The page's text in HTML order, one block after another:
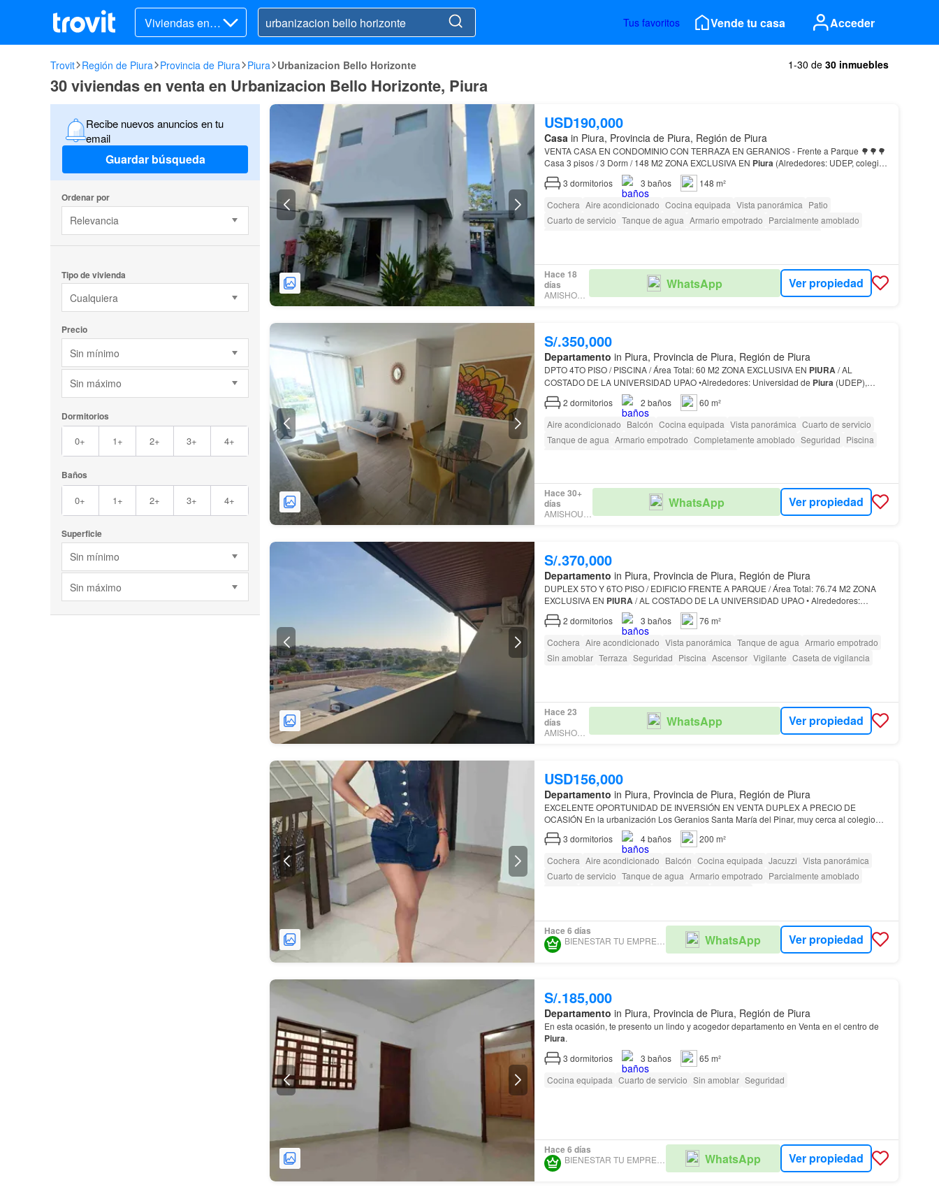
Viviendas en v
enta
Tus favoritos Vende tu casa Acceder
Trovit Región de Piura Provincia de Piura Piura Urbanizacion Bello Horizonte 1-30 de 30 inmuebles
30 viviendas en venta en Urbanizacion Bello Horizonte, Piura
Recibe nuevos anuncios en tu
email
Guardar búsqueda
Ordenar por
Relevancia
Tipo de vivienda
Cualquiera
Precio
Sin mínimo
Sin máximo
Dormitorios
0+ 1+ 2+ 3+ 4+
Baños
0+ 1+ 2+ 3+ 4+
Superficie
Sin mínimo
Sin máximo
USD190,000
Casain Piura, Provincia de Piura, Región de Piura
VENTA CASA EN CONDOMINIO CON TERRAZA EN GERANIOS - Frente a Parque 🌳🌳🌳
Casa 3 pisos / 3 Dorm / 148 M2 ZONA EXCLUSIVA EN Piura (Alrededores: UDEP, colegios
Montessori, Turicará, Vallesol, restaurantes, supermercado Metro,…
3 dormitorios 3 baños
148 m²
Cochera Aire acondicionado Cocina equipada Vista panorámica Patio
Cuarto de servicio Tanque de agua Armario empotrado Parcialmente amoblado
Hace 18
días
AMISHOUSE
WhatsApp Ver propiedad
S/.350,000
Departamento in Piura, Provincia de Piura, Región de Piura
DPTO 4TO PISO / PISCINA / Área Total: 60 M2 ZONA EXCLUSIVA EN PIURA/ AL
COSTADO DE LA UNIVERSIDAD UPAO •Alrededores: Universidad de Piura (UDEP),
colegios Turicará, Vallesol, Montessori, Kairos College, restaurantes, supe…
2 dormitorios 2 baños
60 m²
Aire acondicionado Balcón Cocina equipada Vista panorámica Cuarto de servicio
Tanque de agua Armario empotrado Completamente amoblado Seguridad Piscina
Hace 30+
días
AMISHOUSE
WhatsApp Ver propiedad
S/.370,000
Departamento in Piura, Provincia de Piura, Región de Piura
DUPLEX 5TO Y 6TO PISO / EDIFICIO FRENTE A PARQUE / Área Total: 76.74 M2 ZONA
EXCLUSIVA EN PIURA/ AL COSTADO DE LA UNIVERSIDAD UPAO • Alrededores:
Universidad MallplazaPiura (ex Open Plaza).…
2 dormitorios 3 baños
76 m²
Cochera Aire acondicionado Vista panorámica Tanque de agua Armario empotrado
Sin amoblar Terraza Seguridad Piscina Ascensor Vigilante Caseta de vigilancia
Hace 23
días
AMISHOUSE
WhatsApp Ver propiedad
USD156,000
Departamento in Piura, Provincia de Piura, Región de Piura
EXCELENTE OPORTUNIDAD DE INVERSIÓN EN VENTA DUPLEX A PRECIO DE
OCASIÓN En la urbanización Los Geranios Santa María del Pinar, muy cerca al colegio
3 dormitorios 4baños
200 m²
Cochera Aire acondicionado Balcón Cocina equipada Jacuzzi Vista panorámica
Cuarto de servicio Tanque de agua Armario empotrado Parcialmente amoblado
Hace 6 días
BIENESTAR TU EMPRESA DE CONFIANZA WhatsApp Ver propiedad
S/.185,000
Departamento in Piura, Provincia de Piura, Región de Piura
En esta ocasión, te presento un lindo y acogedor departamento en Venta en el centro de
Piura.
3 dormitorios 3 baños
65 m²
Cocina equipada Cuarto de servicio Sin amoblar Seguridad
Hace 6 días
BIENESTAR TU EMPRESA DE CONFIANZA WhatsApp Ver propiedad